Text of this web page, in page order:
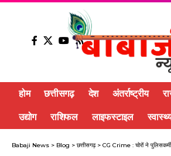
होम छत्तीसगढ़ देश अंतर्राष्ट्रीय
उद्योग राशिफल लाइफस्टाइल
Babaji News > Blog > छत्तीसगढ़> CG Crime : चोरों ने पुलिसकर्मी के घर डाला